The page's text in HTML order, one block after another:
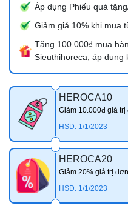
Áp dụng Phiếu quà
Giảm giá 10% khi mua
Tặng 100.000₫ mua
Sieuthihoreca, áp dụng
HEROCA10
Giảm 10.000đ giá trị
HSD: 1/1/2023
HEROCA20
Giảm 20% giá trị
HSD: 1/1/2023